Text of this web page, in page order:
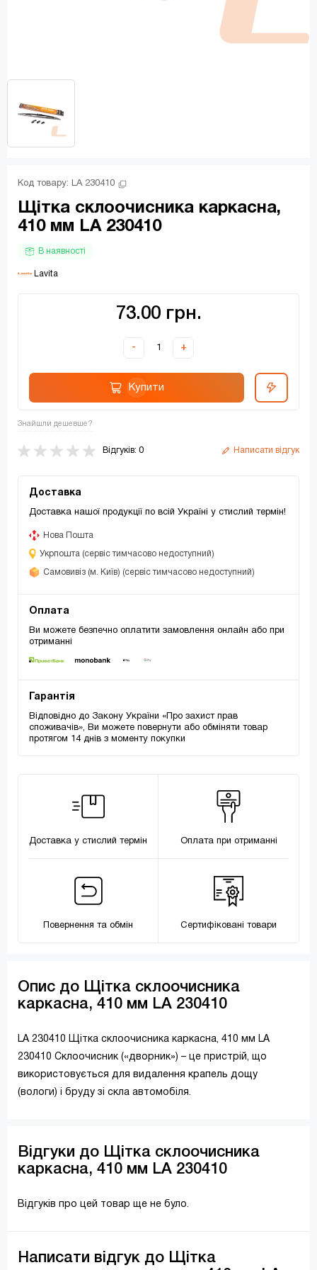
Код товару: LA 230410
Щітка склоочисника каркасна,
410 мм LA 230410
В наявності
Lavita
73.00 грн.
- +
Купити
Знайшли дешевше?
Відгуків: 0 Написати відгук
Доставка
Доставка нашої продукції по всій Україні у стислий термін!
Нова Пошта
Укрпошта (сервіс тимчасово недоступний)
Самовивіз (м. Київ) (сервіс тимчасово недоступний)
Оплата
Ви можете безпечно оплатити замовлення онлайн або при
отриманні
Гарантія
Відповідно до Закону України «Про захист прав
споживачів», Ви можете повернути або обміняти товар
протягом 14 днів з моменту покупки
Доставка у стислий термін Оплата при отриманні
Повернення та обмін Сертифіковані товари
Опис до Щітка склоочисника
каркасна, 410 мм LA 230410
LA 230410 Щітка склоочисника каркасна, 410 мм LA
230410 Склоочисник («дворник») – це пристрій, що
використовується для видалення крапель дощу
(вологи) і бруду зі скла автомобіля.
Відгуки до Щітка склоочисника
каркасна, 410 мм LA 230410
Відгуків про цей товар ще не було.
Написати відгук до Щітка